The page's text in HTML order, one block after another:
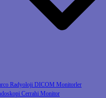
Radyoloji DICOM Monitorler
Cerrahi Monitor